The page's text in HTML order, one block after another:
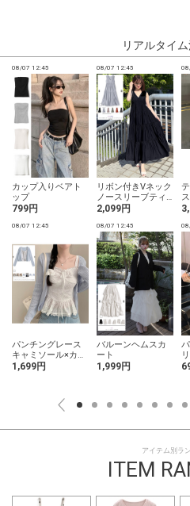
リアルタイ
08/07 12:45
カップ入りベアト
ップ
799円
08/07 12:45
リボン付きVネック
ノースリーブティ
アードワンピース
2,099円
08/07 12:45
パンチングレース
キャミソール×カー
ディガンアンサン
1,699円
08/07 12:45
バルーンヘムスカ
ート
1,999円
アイテム別ラ
ITEM